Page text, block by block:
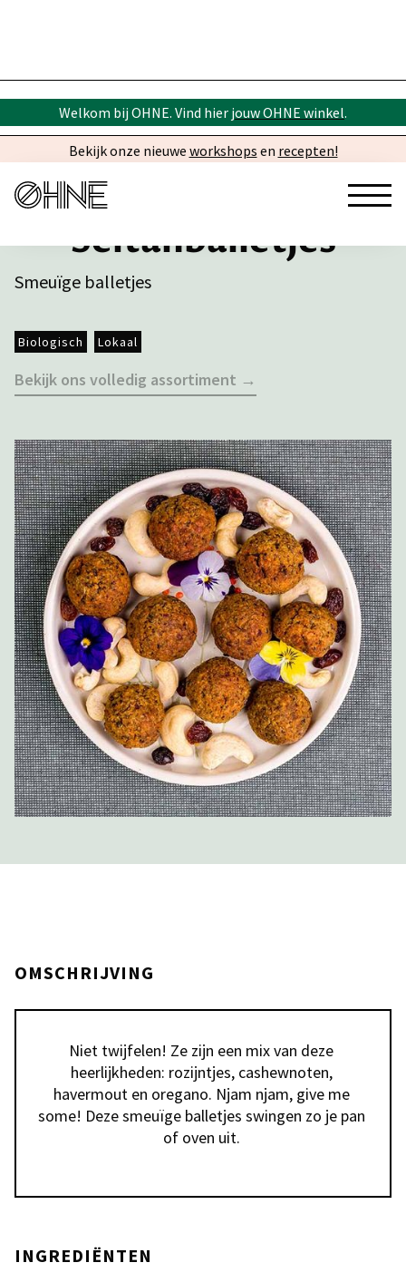
Welkom bij OHNE. Vind hier jouw OHNE winkel.
Bekijk onze nieuwe workshops en recepten!
Seitanballetjes
Smeuïge balletjes
Biologisch Lokaal
Bekijk ons volledig assortiment →
OMSCHRIJVING
Niet twijfelen! Ze zijn een mix van deze
heerlijkheden: rozijntjes, cashewnoten,
havermout en oregano. Njam njam, give me
some! Deze smeuïge balletjes swingen zo je pan
of oven uit.
INGREDIËNTEN